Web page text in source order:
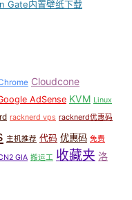
Gate内置壁纸下载
Cloudcone
AdSense KVM Linux
racknerd vps racknerd优惠码
主机推荐 代码 优惠码 免费
GIA 搬运工 收藏夹 洛